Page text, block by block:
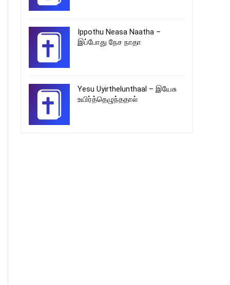
Ippothu Neasa Naatha –
இப்போது நேச நாதா
Yesu Uyirthelunthaal – இயேசு
உயிர்த்தெழுந்ததால்